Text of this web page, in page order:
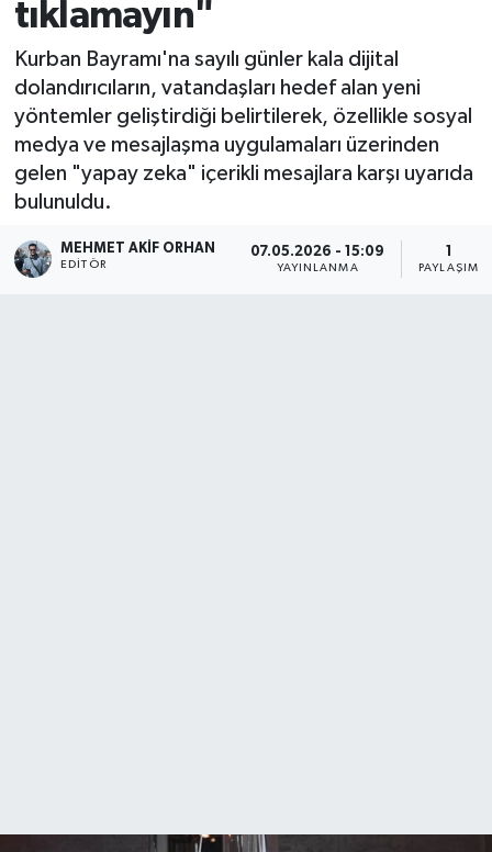
tıklamayın"
Kurban Bayramı'na sayılı günler kala dijital
dolandırıcıların, vatandaşları hedef alan yeni
yöntemler geliştirdiği belirtilerek, özellikle sosyal
medya ve mesajlaşma uygulamaları üzerinden
gelen "yapay zeka" içerikli mesajlara karşı uyarıda
bulunuldu.
MEHMET AKIF ORHAN
EDITÖR
07.05.2026 - 15:09
YAYINLANMA
1
PAYLAŞIM